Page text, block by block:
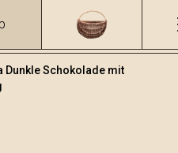
Dunkle Schokolade mit